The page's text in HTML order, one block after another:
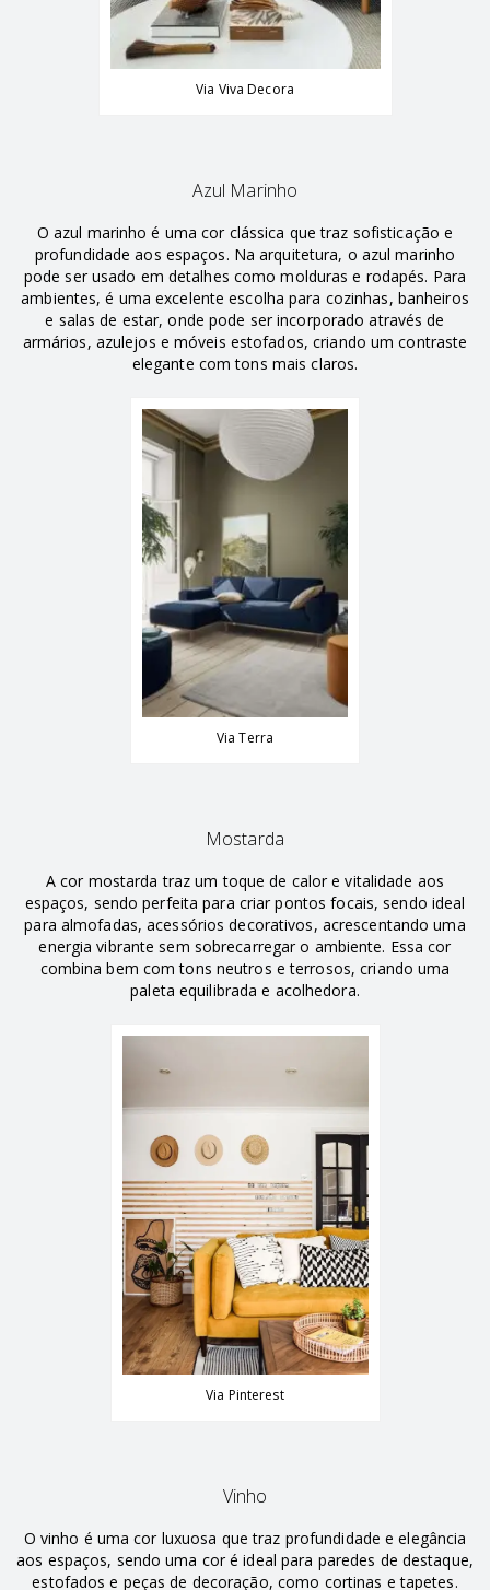
Via Viva Decora
Azul Marinho
O azul marinho é uma cor clássica que traz sofisticação e
profundidade aos espaços. Na arquitetura, o azul marinho
pode ser usado em detalhes como molduras e rodapés. Para
ambientes, é uma excelente escolha para cozinhas, banheiros
e salas de estar, onde pode ser incorporado através de
armários, azulejos e móveis estofados, criando um contraste
elegante com tons mais claros.
Via Terra
Mostarda
A cor mostarda traz um toque de calor e vitalidade aos
espaços, sendo perfeita para criar pontos focais, sendo ideal
para almofadas, acessórios decorativos, acrescentando uma
energia vibrante sem sobrecarregar o ambiente. Essa cor
combina bem com tons neutros e terrosos, criando uma
paleta equilibrada e acolhedora.
Via Pinterest
Vinho
O vinho é uma cor luxuosa que traz profundidade e elegância
aos espaços, sendo uma cor é ideal para paredes de destaque,
estofados e peças de decoração, como cortinas e tapetes.